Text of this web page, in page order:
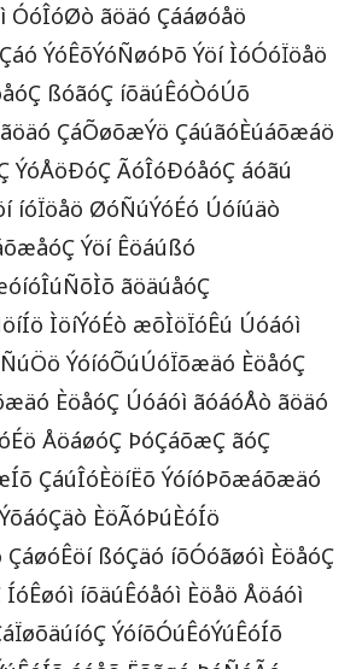
ÓóÎóØò ãöäó Çááøóåö
ÝóÊõÝóÑøóÞõ Ýöí ÌóÓóÏöåö
ßóãóÇ íõäúÊóÒóÚõ
ÇáÕøõæÝö ÇáúãóÈúáõæáö
ÝóÅöÐóÇ ÃóÎóÐóåóÇ áóãú
íóÏöåö ØóÑúÝóÉó Úóíúäò
Ýöí Êöáúßó
ãöäúåóÇ
ÌöíÝóÉò æõÌöÏóÊú Úóáóì
ÝóíóÕúÚóÏõæäó ÈöåóÇ
ÈöåóÇ Úóáóì ãóáóÅò ãöäó
ÅöáøóÇ ÞóÇáõæÇ ãóÇ
ÇáúÎóÈöíËõ ÝóíóÞõæáõæäó
ÈöÃóÞúÈóÍö
ßóÇäó íõÓóãøóì ÈöåóÇ
ÍóÊøóì íõäúÊóåóì Èöåö Åöáóì
ÝóíõÓúÊóÝúÊóÍõ